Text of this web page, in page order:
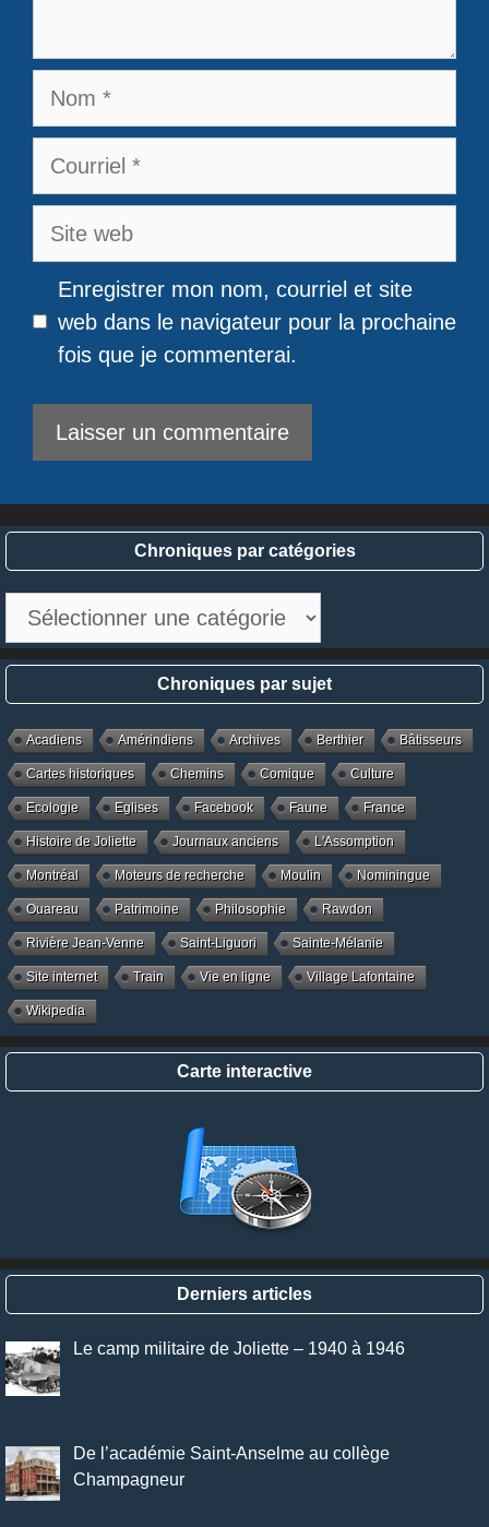
Nom
Courriel
Site
Enregistrer mon nom, courriel et site
web dans le navigateur pour la prochaine
fois que je commenterai.
Chroniques par catégories
catégories
Chroniques par sujet
Acadiens Amérindiens Archives Berthier Bâtisseurs
Cartes historiques Chemins Comique Culture
Ecologie Eglises Facebook Faune France
Histoire de Joliette Journaux anciens L'Assomption
Montréal Moteurs de recherche Moulin Nominingue
Ouareau Patrimoine Philosophie Rawdon
Rivière Jean-Venne Saint-Liguori Sainte-Mélanie
Site internet Train Vie en ligne Village Lafontaine
Wikipedia
Carte interactive
Derniers articles
Le camp militaire de Joliette – 1940 à 1946
De l’académie Saint-Anselme au collège
Champagneur